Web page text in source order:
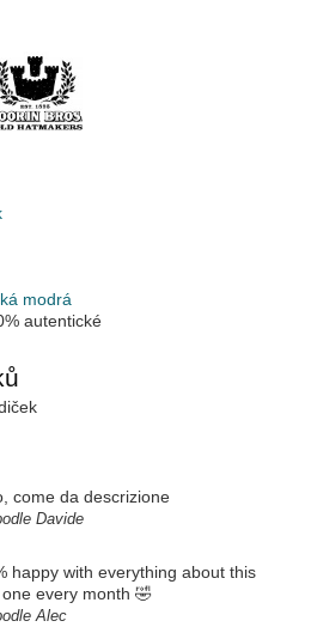
modrá
autentické
come da descrizione
Davide
happy with everything about this
every month 🤣
Alec